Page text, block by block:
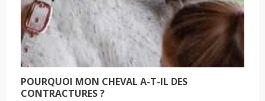
POURQUOI MON CHEVAL A-T-IL DES
CONTRACTURES ?